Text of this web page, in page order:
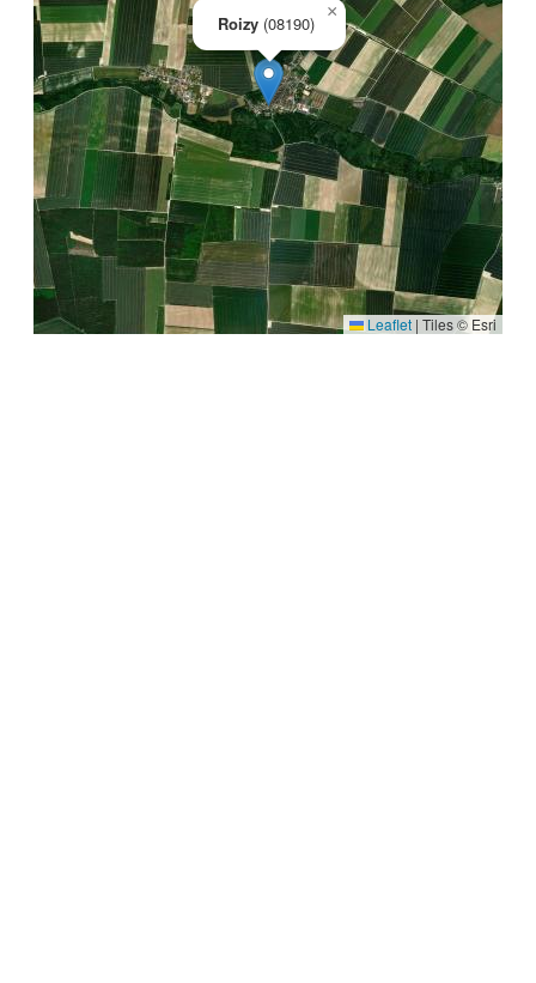
Roizy (08190)
×
Leaflet | Tiles © Esri